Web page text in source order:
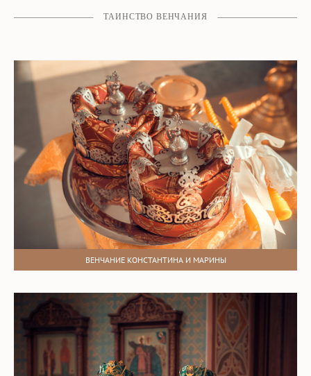
ТАИНСТВО ВЕНЧАНИЯ
ВЕНЧАНИЕ КОНСТАНТИНА И МАРИНЫ